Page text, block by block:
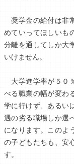
奨学金の給付は非
めていってほしいも
分離を通してしか大
いけません。
大学進学率が５０
べる職業の幅が変わ
学に行けず、あるい
遇の劣る職場しか選
になります。このよ
の子どもたちも、安
す。